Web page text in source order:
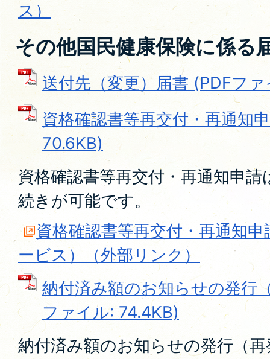
ス）
その他国民健康保険に係る
送付先（変更）届書 (PDFフ
資格確認書等再交付・再通知
70.6KB)
資格確認書等再交付・再通知申
続きが可能です。
資格確認書等再交付・再通知
ービス）（外部リンク）
納付済み額のお知らせの発行
ファイル: 74.4KB)
納付済み額のお知らせの発行（